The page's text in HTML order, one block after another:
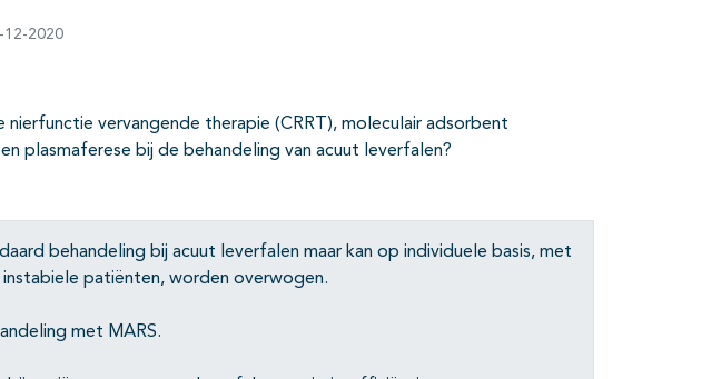
12-2020
nierfunctie vervangende therapie (CRRT), moleculair adsorbent
plasmaferese bij de behandeling van acuut leverfalen?
behandeling bij acuut leverfalen maar kan op individuele basis, met
instabiele patiënten, worden overwogen.
met MARS.